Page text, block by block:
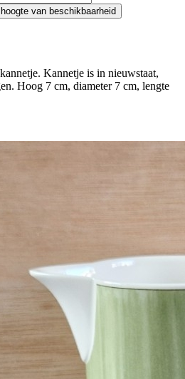
van beschikbaarheid
Kannetje is in nieuwstaat,
Hoog 7 cm, diameter 7 cm, lengte